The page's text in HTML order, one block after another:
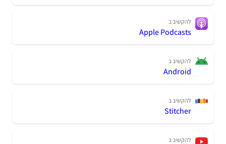
להקשיב ב
Apple Podcasts
להקשיב ב
Android
להקשיב ב
Stitcher
להקשיב ב